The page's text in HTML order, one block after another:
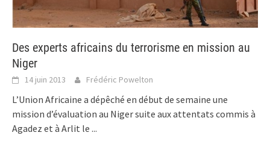
Des experts africains du terrorisme en mission au
Niger
14 juin 2013 Frédéric Powelton
L’Union Africaine a dépêché en début de semaine une
mission d’évaluation au Niger suite aux attentats commis à
Agadez et à Arlit le ...